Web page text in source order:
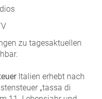
zu tagesaktuellen
Italien erhebt nach
„tassa di